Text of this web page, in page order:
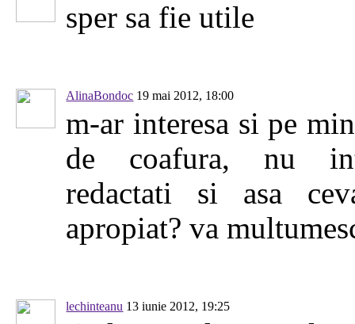
sper sa fie utile
AlinaBondoc 19 mai 2012, 18:00
m-ar interesa si pe
de coafura, nu
redactati si asa
apropiat? va
lechinteanu 13 iunie 2012, 19:25